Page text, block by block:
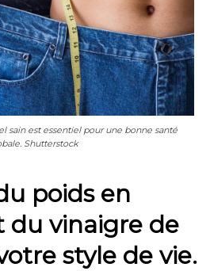
sain est essentiel pour une bonne santé
Shutterstock
poids en
du vinaigre de
style de vie.